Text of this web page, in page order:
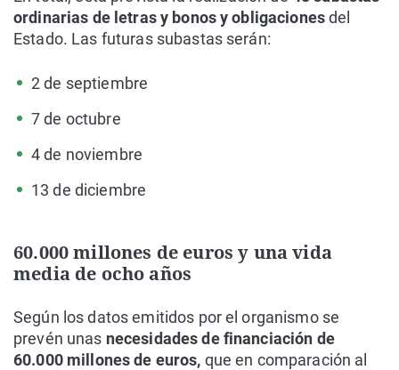
ordinarias de letras y bonos y obligacionesdel
Estado. Las futuras subastas serán:
2 de septiembre
7 de octubre
4 de noviembre
13 de diciembre
60.000 millones de euros y una vida
media de ocho años
Según los datos emitidos por el organismo se
prevén unas necesidades de financiación de
60.000 millones de euros, que en comparación al